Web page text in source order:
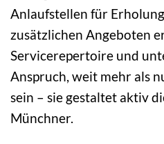
Anlaufstellen für
zusätzlichen Angeboten
Servicerepertoire und
Anspruch, weit mehr als
sein – sie gestaltet aktiv
Münchner.